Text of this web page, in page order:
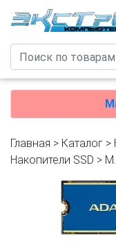
Главная > Каталог >
Накопители SSD >